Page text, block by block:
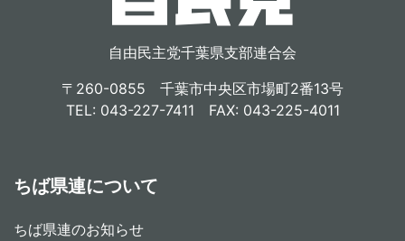
自由民主党千葉県支部連合会
〒260-0855 千葉市中央区市場町2番13号
TEL: 043-227-7411 FAX: 043-225-4011
ちば県連について
ちば県連のお知らせ